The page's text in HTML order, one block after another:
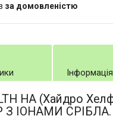
за домовленістю
HA (Хайдро
ІОНАМИ СРІБЛА.